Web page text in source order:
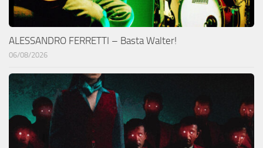
ALESSANDRO FERRETTI – Basta Walter!
06/08/2026